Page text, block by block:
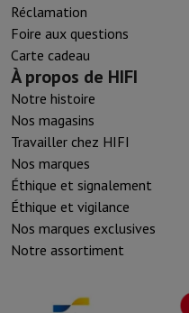
Réclamation
Foire aux questions
Carte cadeau
À propos de HIFI
Notre histoire
Nos magasins
Travailler chez HIFI
Nos marques
Éthique et signalement
Éthique et vigilance
Nos marques exclusives
Notre assortiment